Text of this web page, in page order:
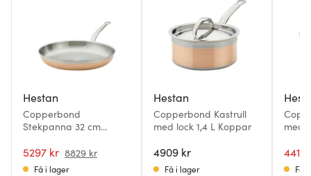
Hestan
Copperbond
Stekpanna 32 cm
5297 kr 8829 kr
Få i lager
Hestan
Copperbond Kastrull
med lock 1,4 L Koppar
4909 kr
Få i lager
med
4415
Få